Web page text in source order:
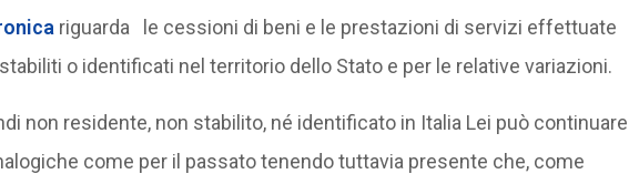
riguarda le cessioni di beni e le prestazioni di servizi effettuate
o identificati nel territorio dello Stato e per le relative variazioni.
non residente, non stabilito, né identificato in Italia Lei può continuare
come per il passato tenendo tuttavia presente che, come